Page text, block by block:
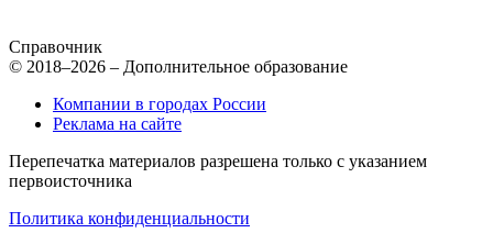
Справочник
© 2018–2026 – Дополнительное образование
Компании в городах России
Реклама на сайте
Перепечатка материалов разрешена только с указанием
первоисточника
Политика конфиденциальности